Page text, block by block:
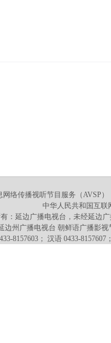
络传播视听节目服务（AVSP）
中华人民共和国互联
有：延边广播电视台，未经延边
边州广播电视台 朝鲜语广播影视
8157603； 汉语 0433-